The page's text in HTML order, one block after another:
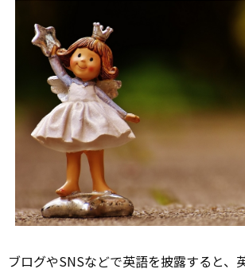
ブログやSNSなどで英語を披露すると、